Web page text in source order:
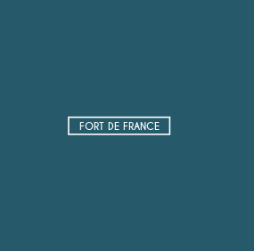
FORT DE FRANCE